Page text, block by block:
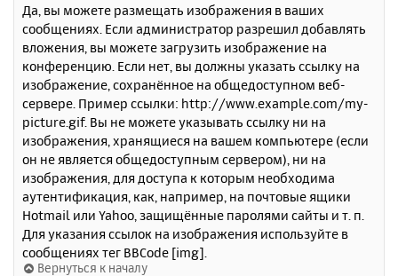
Да, вы можете размещать изображения в ваших
сообщениях. Если администратор разрешил добавлять
вложения, вы можете загрузить изображение на
конференцию. Если нет, вы должны указать ссылку на
изображение, сохранённое на общедоступном веб-
сервере. Пример ссылки: http://www.example.com/my-
picture.gif. Вы не можете указывать ссылку ни на
изображения, хранящиеся на вашем компьютере (если
он не является общедоступным сервером), ни на
изображения, для доступа к которым необходима
аутентификация, как, например, на почтовые ящики
Hotmail или Yahoo, защищённые паролями сайты и т. п.
Для указания ссылок на изображения используйте в
сообщениях тег BBCode [img].
Вернуться к началу